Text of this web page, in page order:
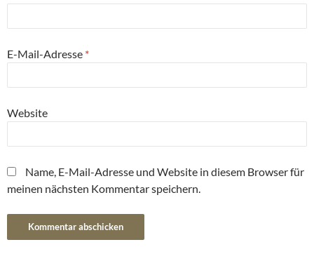
E-Mail-Adresse *
Website
Name, E-Mail-Adresse und Website in diesem Browser für
meinen nächsten Kommentar speichern.